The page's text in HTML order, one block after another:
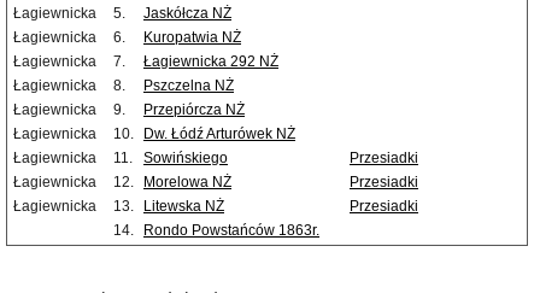
Łagiewnicka
5.
Jaskółcza NŻ
Łagiewnicka
6.
Kuropatwia NŻ
Łagiewnicka
7.
Łagiewnicka 292 NŻ
Łagiewnicka
8.
Pszczelna NŻ
Łagiewnicka
9.
Przepiórcza NŻ
Łagiewnicka
10.
Dw. Łódź Arturówek NŻ
Łagiewnicka
11. Sowińskiego
Przesiadki
Łagiewnicka
12. Morelowa NŻ
Przesiadki
Łagiewnicka
13. Litewska NŻ
Przesiadki
14.
Rondo Powstańców 1863r.